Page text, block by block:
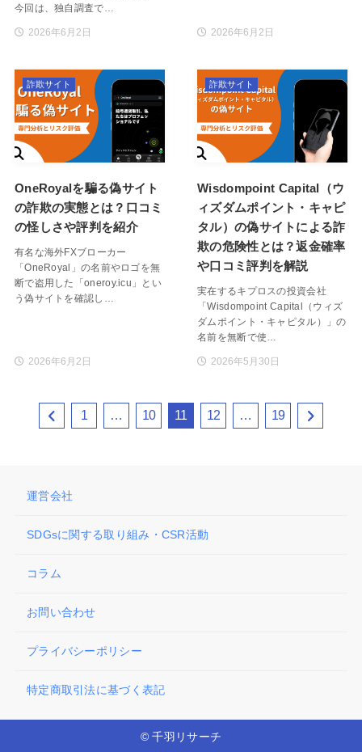
今回は、独自調査で…
2026年6月2日 2026年6月2日
OneRoyalを騙る偽サイト
の詐欺の実態とは？口コミ
の怪しさや評判を紹介
有名な海外FXブローカー
「OneRoyal」の名前やロゴを無
断で盗用した「oneroy.icu」とい
う偽サイトを確認し…
2026年6月2日
詐欺サイト
Wisdompoint Capital（ウ
ィズダムポイント・キャピ
タル）の偽サイトによる詐
欺の危険性とは？返金確率
や口コミ評判を解説
実在するキプロスの投資会社
「Wisdompoint Capital（ウィズ
ダムポイント・キャピタル）」の
名前を無断で使…
2026年5月30日
詐欺サイト
1 … 10 11 12 … 19
運営会社
SDGsに関する取り組み・CSR活動
コラム
お問い合わせ
プライバシーポリシー
特定商取引法に基づく表記
© 千羽リサーチ